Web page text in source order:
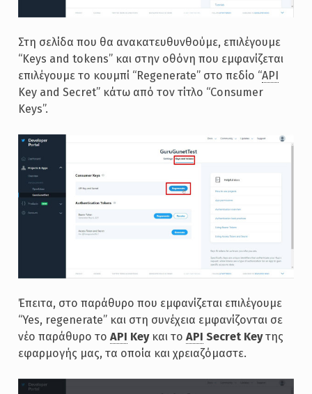
Στη σελίδα που θα ανακατευθυνθούμε, επιλέγουμε
“Keys and tokens” και στην οθόνη που εμφανίζεται
επιλέγουμε το κουμπί “Regenerate” στο πεδίο “API
Key and Secret” κάτω από τον τίτλο “Consumer
Keys”.
Έπειτα, στο παράθυρο που εμφανίζεται επιλέγουμε
“Yes, regenerate” και στη συνέχεια εμφανίζονται σε
νέο παράθυρο το API Keyκαι το API Secret Keyτης
εφαρμογής μας, τα οποία και χρειαζόμαστε.